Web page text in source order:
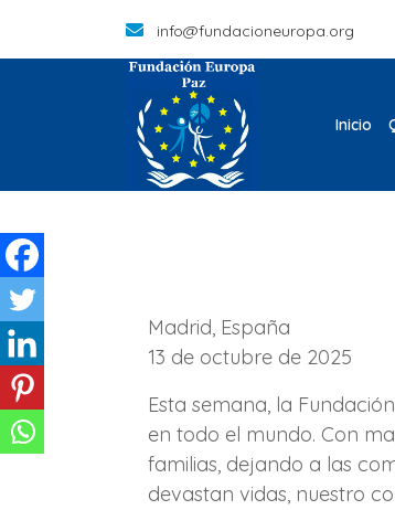
info@fundacioneuropa.org
Inicio
Madrid, España
13 de octubre de 2025
Esta semana, la
en todo el mundo. Con
familias, dejando a las
devastan vidas, nuestro